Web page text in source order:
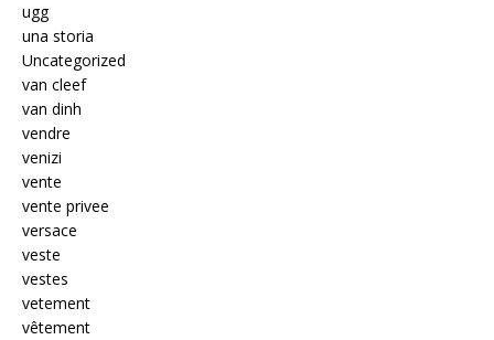
ugg
una storia
Uncategorized
van cleef
van dinh
vendre
venizi
vente
vente privee
versace
veste
vestes
vetement
vêtement